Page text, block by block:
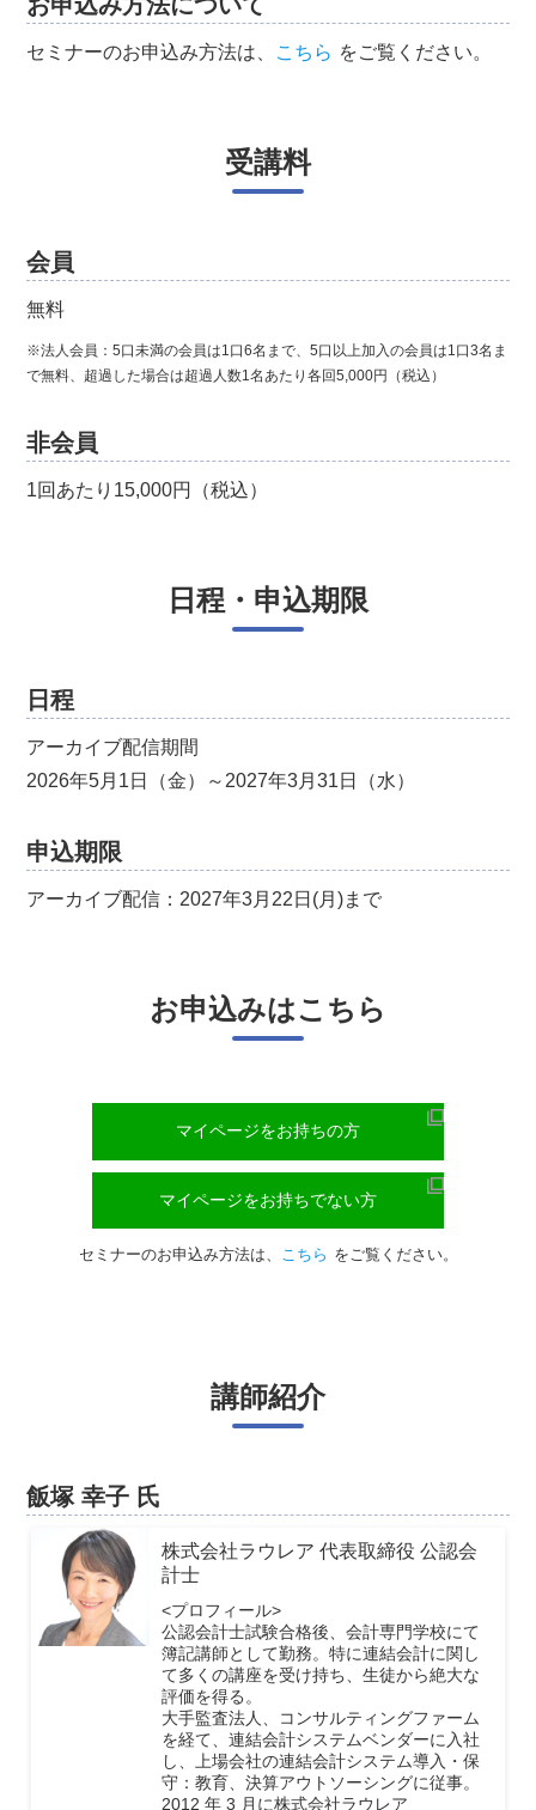
セミナーのお申込み方法は、 こちら をご覧ください。
受講料
会員
無料
※法人会員：5口未満の会員は1口6名まで、5口以上加入の会員は1口3名ま
で無料、超過した場合は超過人数1名あたり各回5,000円（税込）
非会員
1回あたり15,000円（税込）
日程・申込期限
日程
アーカイブ配信期間
2026年5月1日（金）～2027年3月31日（水）
申込期限
アーカイブ配信：2027年3月22日(月)まで
お申込みはこちら
マイページをお持ちの方
マイページをお持ちでない方
セミナーのお申込み方法は、 こちら をご覧ください。
講師紹介
飯塚 幸子 氏
株式会社ラウレア 代表取締役 公認会
計士
<プロフィール>
公認会計士試験合格後、会計専門学校にて
簿記講師として勤務。特に連結会計に関し
て多くの講座を受け持ち、生徒から絶大な
評価を得る。
大手監査法人、コンサルティングファーム
を経て、連結会計システムベンダーに入社
し、上場会社の連結会計システム導入・保
守：教育、決算アウトソーシングに従事。
2012 年 3 月に株式会社ラウレア